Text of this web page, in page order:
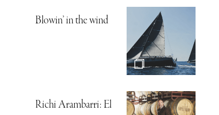
Blowin’ in the wind
Richi Arambarri: El